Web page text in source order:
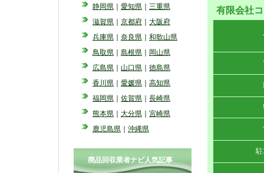
有限会社
静岡県
愛知県
三重県
滋賀県
京都府
大阪府
兵庫県
奈良県
和歌山県
鳥取県
島根県
岡山県
広島県
山口県
徳島県
香川県
愛媛県
高知県
福岡県
佐賀県
長崎県
熊本県
大分県
宮崎県
鹿児島県
沖縄県
廃品回収業者ナビ人気記事